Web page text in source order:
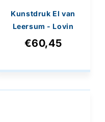
Kunstdruk El van
Leersum - Lovin
Goddies 70x70cm
€60,45